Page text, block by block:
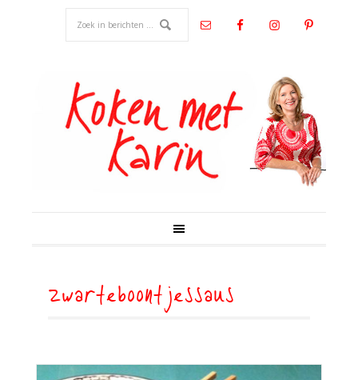
zwarteboontjessaus